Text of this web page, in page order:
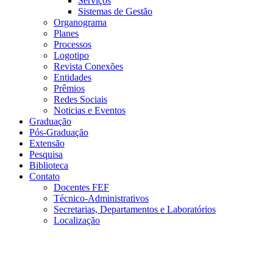
Sistemas de Gestão
Organograma
Planes
Processos
Logotipo
Revista Conexões
Entidades
Prêmios
Redes Sociais
Noticias e Eventos
Graduação
Pós-Graduação
Extensão
Pesquisa
Biblioteca
Contato
Docentes FEF
Técnico-Administrativos
Secretarias, Departamentos e Laboratórios
Localização